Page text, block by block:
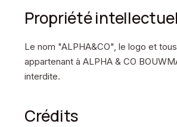
Propriété
Le nom "ALPHA&CO", le logo et
appartenant à ALPHA & CO
interdite.
Crédits